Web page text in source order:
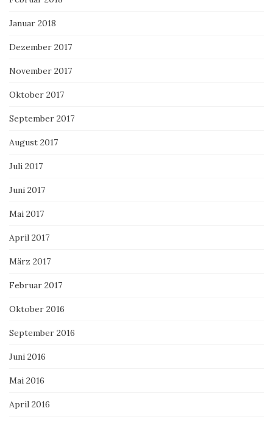
Januar 2018
Dezember 2017
November 2017
Oktober 2017
September 2017
August 2017
Juli 2017
Juni 2017
Mai 2017
April 2017
März 2017
Februar 2017
Oktober 2016
September 2016
Juni 2016
Mai 2016
April 2016